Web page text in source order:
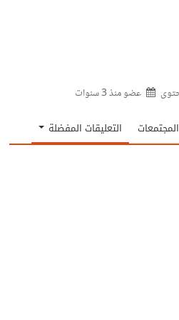
عضو منذ3 سنوات
المجتمعات التعليقات المفضلة